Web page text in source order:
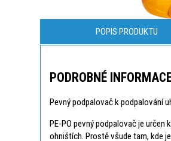
POPIS PRODUKTU
PODROBNÉ
Pevný podpalovač k podpalování
PE-PO pevný podpalovač je
ohništích. Prostě všude tam, kde